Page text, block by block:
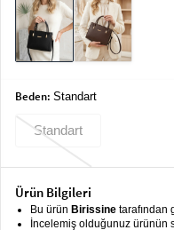
Takımlarkeyboard_arrow_down
Elbise
Alt
keyboard_arrow_down
Giyim
Tesettür
Giyim
keyboard_arrow_down
Beden: Standart
Standart
Ürün Bilgileri
Bu ürün Birissine tarafından
İncelemiş olduğunuz ürünün